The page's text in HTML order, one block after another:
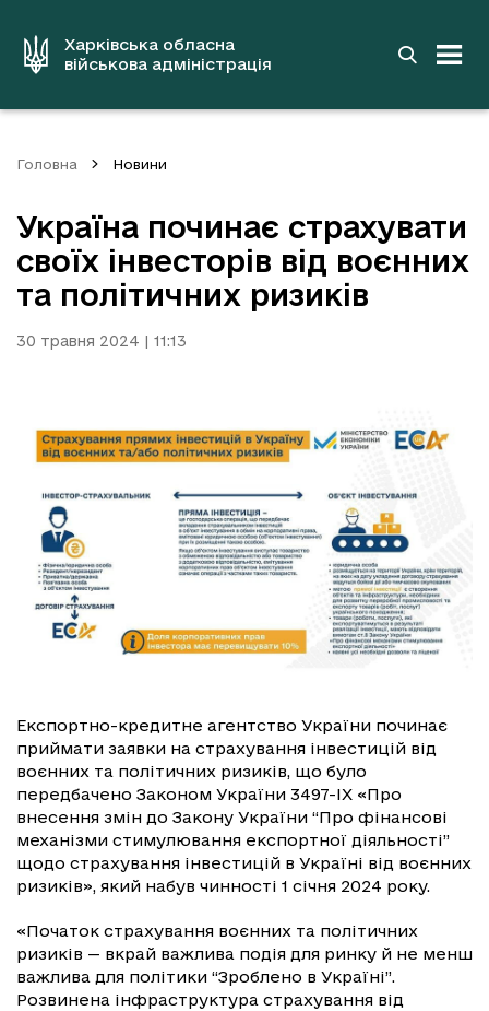
вмістуХарківська обласна
військова адміністрація
Головна Новини
Україна починає страхувати
своїх інвесторів від воєнних
та політичних ризиків
30 травня 2024 | 11:13
Експортно-кредитне агентство України починає
приймати заявки на страхування інвестицій від
воєнних та політичних ризиків, що було
передбачено Законом України 3497-IX «Про
внесення змін до Закону України “Про фінансові
механізми стимулювання експортної діяльності”
щодо страхування інвестицій в Україні від воєнних
ризиків», який набув чинності 1 січня 2024 року.
«Початок страхування воєнних та політичних
ризиків — вкрай важлива подія для ринку й не менш
важлива для політики “Зроблено в Україні”.
Розвинена інфраструктура страхування від